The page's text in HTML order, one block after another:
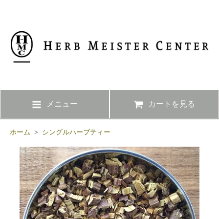
メニュー カートを見る
ホーム > シングルハーブティー